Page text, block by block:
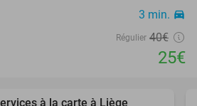
3 min. directions_car
Régulier 40€
25€
favorite_border
à la carte à Liège